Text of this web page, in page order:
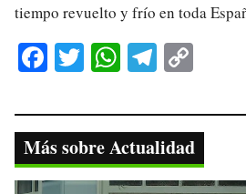
tiempo revuelto y frío en toda
Fa
bo
ok
T
tte
r
W
ts
A
pp
Te
gr
a
m
y
Li
nk
Más sobre Actualidad